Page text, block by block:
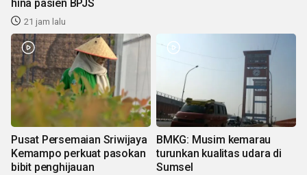
hina pasien BPJS
21 jam lalu
Pusat Persemaian Sriwijaya
Kemampo perkuat pasokan
bibit penghijauan
BMKG: Musim kemarau
turunkan kualitas udara di
Sumsel